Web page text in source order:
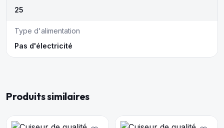
25
Type d'alimentation
Pas d'électricité
Produits similaires